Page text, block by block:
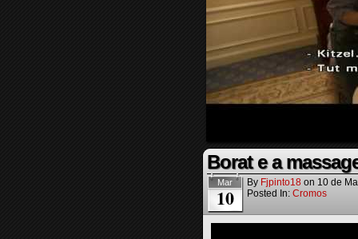
Borat e a
Mar
10
By Fjpinto18 on 10 de
Posted In: Cromos